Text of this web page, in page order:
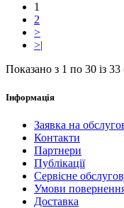
1
2
>
>|
Показано з 1 по 30 із 33
Інформація
Заявка на
Контакти
Партнери
Публікації
Сервісне
Умови
Доставка